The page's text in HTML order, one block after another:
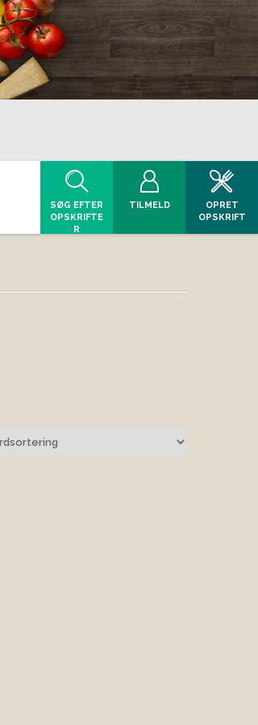
SØG EFTER
OPSKRIFTE
R
TILMELD
OPRET
OPSKRIFT